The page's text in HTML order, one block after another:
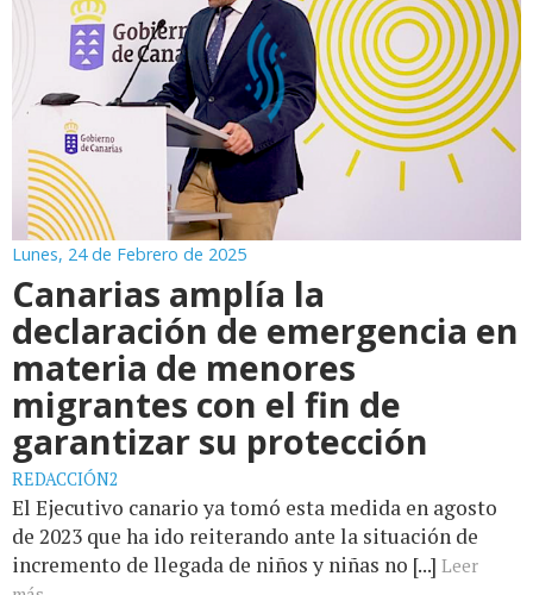
Lunes, 24 de Febrero de 2025
Canarias amplía la
declaración de emergencia en
materia de menores
migrantes con el fin de
garantizar su protección
REDACCIÓN2
El Ejecutivo canario ya tomó esta medida en agosto
de 2023 que ha ido reiterando ante la situación de
incremento de llegada de niños y niñas no [...] Leer